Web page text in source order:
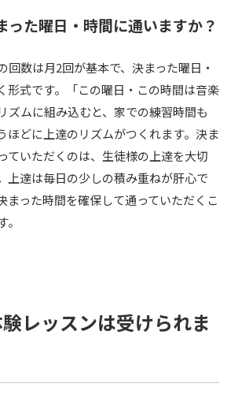
った曜日・時間に通いますか？
回数は月2回が基本で、決まった曜日・
形式です。「この曜日・この時間は音楽
ズムに組み込むと、家での練習時間も
ほどに上達のリズムがつくれます。決ま
ていただくのは、生徒様の上達を大切
上達は毎日の少しの積み重ねが肝心で
まった時間を確保して通っていただくこ
レッスンは受けられま